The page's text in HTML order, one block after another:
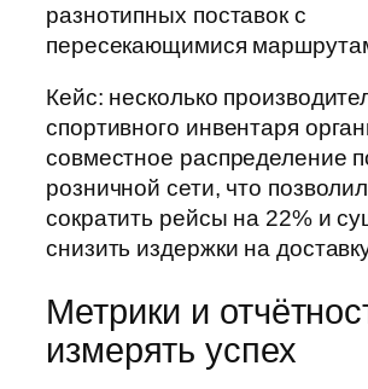
разнотипных поставок с
пересекающимися
Кейс: несколько
спортивного инвентаря
совместное распределение
розничной сети, что
сократить рейсы на 22% и
снизить издержки на
Метрики и
измерять успех